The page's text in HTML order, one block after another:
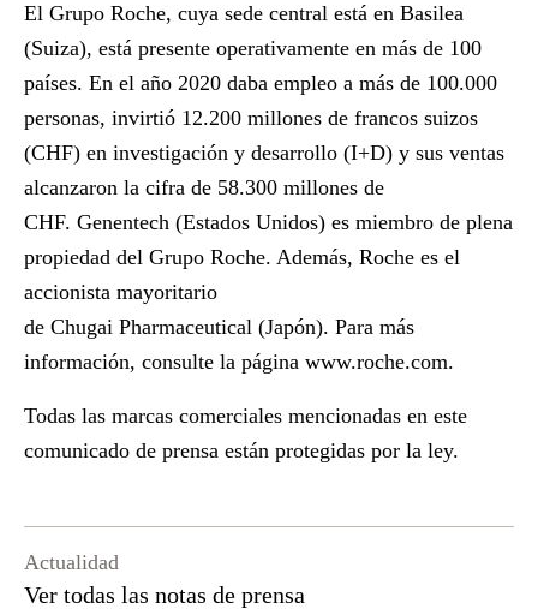
El Grupo Roche, cuya sede central está en Basilea
(Suiza), está presente operativamente en más de 100
países. En el año 2020 daba empleo a más de 100.000
personas, invirtió 12.200 millones de francos suizos
(CHF) en investigación y desarrollo (I+D) y sus ventas
alcanzaron la cifra de 58.300 millones de
CHF. Genentech (Estados Unidos) es miembro de plena
propiedad del Grupo Roche. Además, Roche es el
accionista mayoritario
de Chugai Pharmaceutical (Japón). Para más
información, consulte la página www.roche.com.
Todas las marcas comerciales mencionadas en este
comunicado de prensa están protegidas por la ley.
Actualidad
Ver todas las notas de prensa